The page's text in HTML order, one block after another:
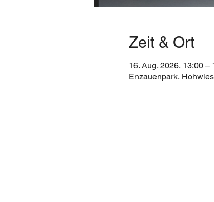
Zeit & Ort
16. Aug. 2026, 13:00 –
Enzauenpark,